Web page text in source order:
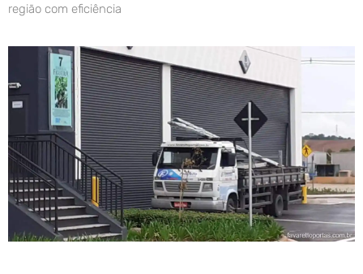
região com eficiência